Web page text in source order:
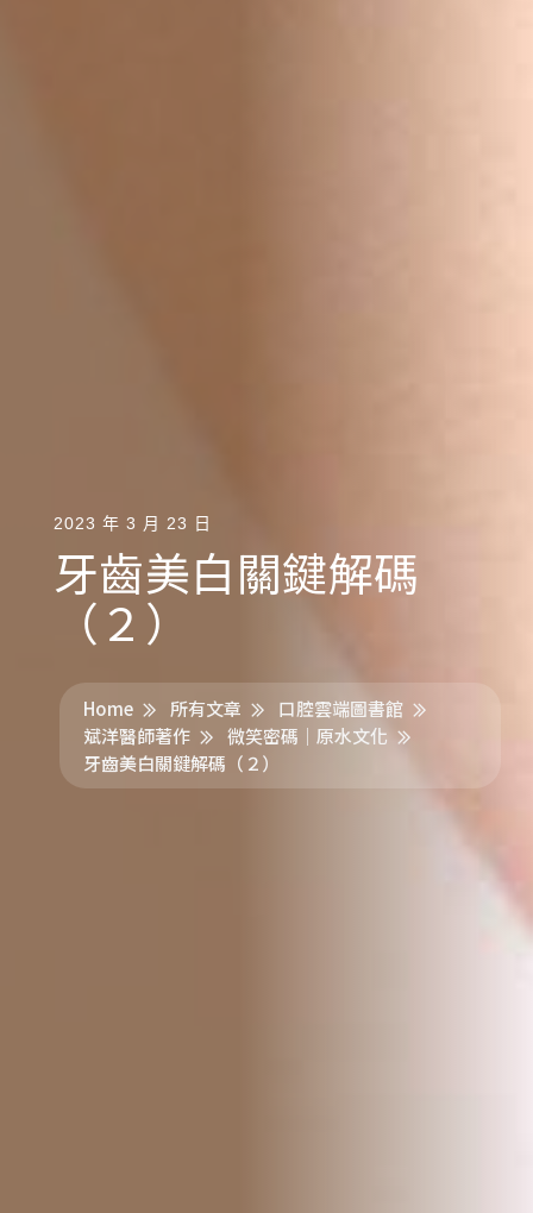
2023 年 3 月 23 日
牙齒美白關鍵解碼
（２）
Home 所有文章
口腔雲端圖書館
斌洋醫師著作
微笑密碼│原水文化
牙齒美白關鍵解碼（２）